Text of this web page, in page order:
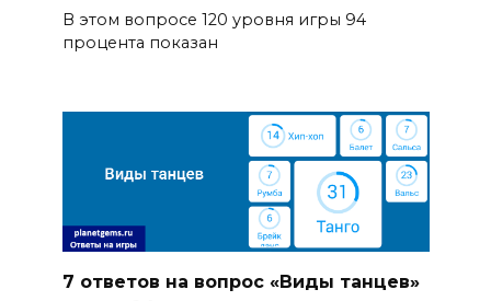
В этом вопросе 120 уровня игры 94
процента показан
7 ответов на вопрос «Виды танцев»